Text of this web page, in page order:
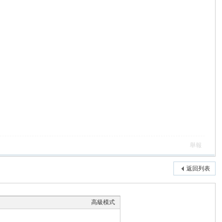
舉報
返回列表
高級模式